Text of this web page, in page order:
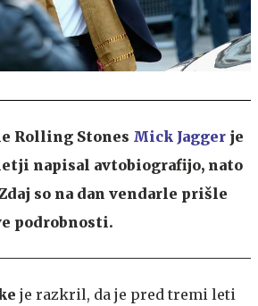
Rolling Stones Mick Jagger je
napisal avtobiografijo, nato
so na dan vendarle prišle
podrobnosti.
je razkril, da je pred tremi leti